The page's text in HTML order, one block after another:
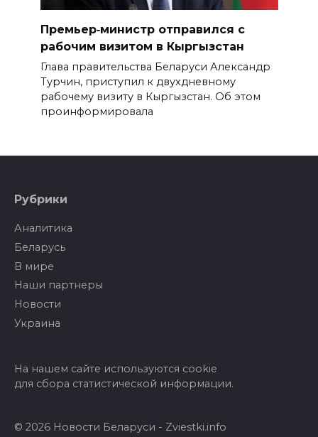
Премьер‑министр отправился с
рабочим визитом в Кыргызстан
Глава правительства Беларуси Александр
Турчин, приступил к двухдневному
рабочему визиту в Кыргызстан. Об этом
проинформировала
Рубрики
Аналитика
Беларусь
В мире
Наши партнеры
Новости
Украина
На нашем сайте используются cookie
для сбора статистической информации.
© 2026 Новости Беларуси - Zviestki.info